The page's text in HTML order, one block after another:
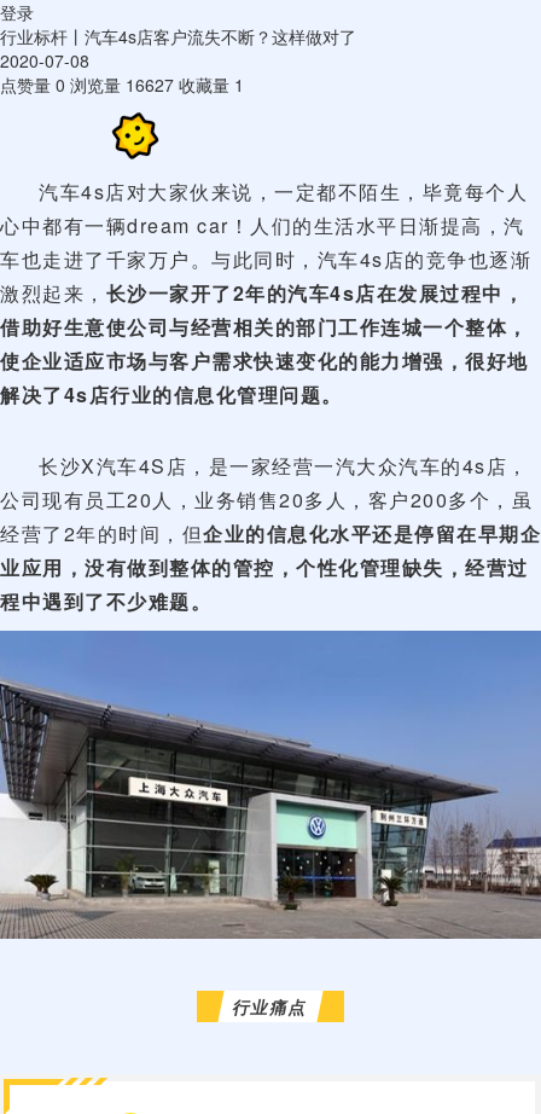
登录
行业标杆丨汽车4s店客户流失不断？这样做对了
2020-07-08
点赞量 0 浏览量 16627 收藏量 1
汽车4s店对大家伙来说，一定都不陌生，毕竟每个人
心中都有一辆dream car！人们的生活水平日渐提高，汽
车也走进了千家万户。与此同时，汽车4s店的竞争也逐渐
激烈起来， 长沙一家开了2年的汽车4s店在发展过程中，
借助好生意使公司与经营相关的部门工作连城一个整体，
使企业适应市场与客户需求快速变化的能力增强，很好地
解决了4s店行业的信息化管理问题。
长沙X汽车4S店，是一家经营一汽大众汽车的4s店，
公司现有员工20人，业务销售20多人，客户200多个，虽
经营了2年的时间，但企业的信息化水平还是停留在早期企
业应用，没有做到整体的管控，个性化管理缺失，经营过
程中遇到了不少难题。
行业痛点